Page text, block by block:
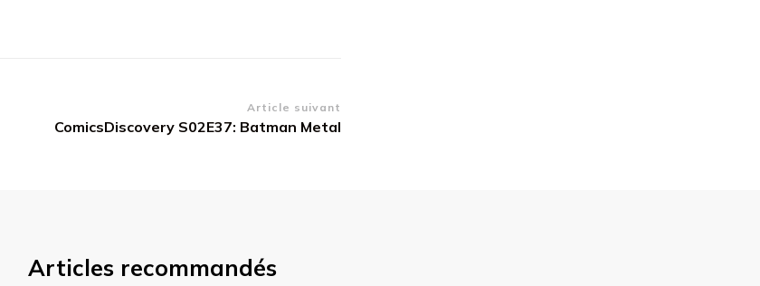
Article suivant
ComicsDiscovery S02E37: Batman Metal
Articles recommandés